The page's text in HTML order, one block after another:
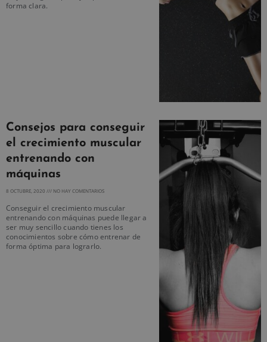
forma clara.
Consejos para conseguir
el crecimiento muscular
entrenando con
máquinas
8 OCTUBRE, 2020 NO HAY COMENTARIOS
Conseguir el crecimiento muscular
entrenando con máquinas puede llegar a
ser muy sencillo cuando tienes los
conocimientos sobre cómo entrenar de
forma óptima para lograrlo.